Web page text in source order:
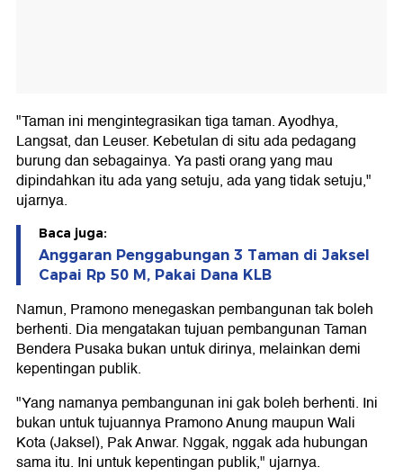
"Taman ini mengintegrasikan tiga taman. Ayodhya,
Langsat, dan Leuser. Kebetulan di situ ada pedagang
burung dan sebagainya. Ya pasti orang yang mau
dipindahkan itu ada yang setuju, ada yang tidak setuju,"
ujarnya.
Baca juga:
Anggaran Penggabungan 3 Taman di Jaksel
Capai Rp 50 M, Pakai Dana KLB
Namun, Pramono menegaskan pembangunan tak boleh
berhenti. Dia mengatakan tujuan pembangunan Taman
Bendera Pusaka bukan untuk dirinya, melainkan demi
kepentingan publik.
"Yang namanya pembangunan ini gak boleh berhenti. Ini
bukan untuk tujuannya Pramono Anung maupun Wali
Kota (Jaksel), Pak Anwar. Nggak, nggak ada hubungan
sama itu. Ini untuk kepentingan publik," ujarnya.